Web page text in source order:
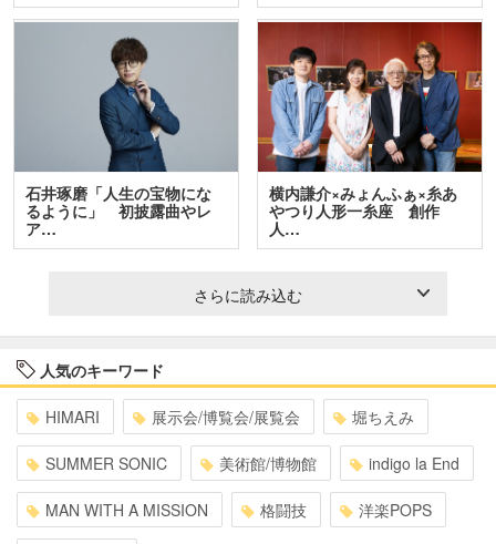
石井琢磨「人生の宝物にな
るように」 初披露曲やレ
ア…
横内謙介×みょんふぁ×糸あ
やつり人形一糸座 創作
人…
さらに読み込む
人気のキーワード
HIMARI 展示会/博覧会/展覧会 堀ちえみ
SUMMER SONIC 美術館/博物館 indigo la End
MAN WITH A MISSION 格闘技 洋楽POPS